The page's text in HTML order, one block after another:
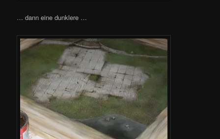
… dann eine dunklere …